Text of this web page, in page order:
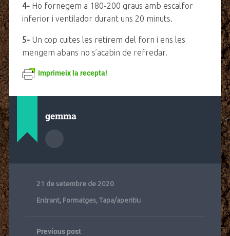
4- Ho fornegem a 180-200 graus amb escalfor
inferior i ventilador durant uns 20 minuts.
5-Un cop cuites les retirem del forn i ens les
mengem abans no s’acabin de refredar.
Imprimeix la recepta!
gemma
21 de setembre de 2020
Entrant, Formatges,Tapa/aperitiu
Previous post